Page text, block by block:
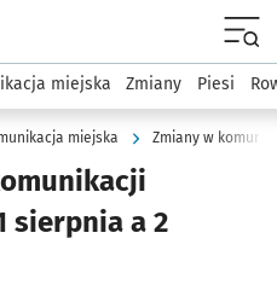
podserwis: Komunikacja
miejska Zmiany Piesi
miejska Zmiany w
sierpnia a 2